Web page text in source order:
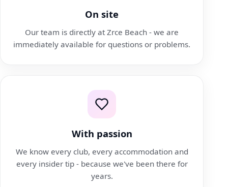
On site
Our team is directly at Zrce Beach - we are
immediately available for questions or problems.
With passion
We know every club, every accommodation and
every insider tip - because we've been there for
years.